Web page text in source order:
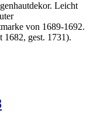
Leicht
von 1689-1692.
1682, gest. 1731).